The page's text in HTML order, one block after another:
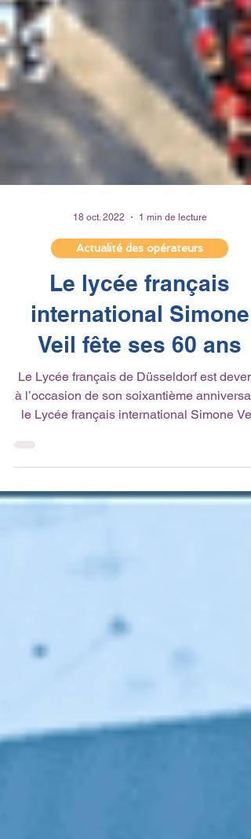
18 oct. 2022 1 min de lecture
Actualité des opérateurs
Le lycée français
international Simone
Veil fête ses 60 ans
Le Lycée français de Düsseldorf est
à l’occasion de son soixantième
et...